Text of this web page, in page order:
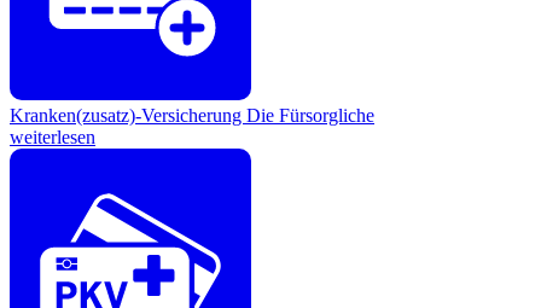
Kranken(zusatz)-Versicherung Die Fürsorgliche
weiterlesen